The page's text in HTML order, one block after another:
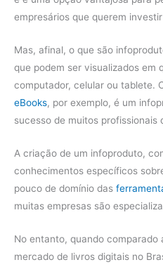
empresários que querem
Mas, afinal, o que são
que podem ser visualizados em
computador, celular ou tablete.
eBooks, por exemplo, é um
sucesso de muitos profissionais
A criação de um infoproduto,
conhecimentos específicos
pouco de domínio das
muitas empresas são
No entanto, quando comparado
mercado de livros digitais no